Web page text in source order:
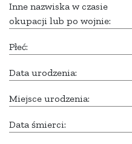
Inne nazwiska w czasie
okupacji lub po wojnie:
Płeć:
Data urodzenia:
Miejsce urodzenia:
Data śmierci: